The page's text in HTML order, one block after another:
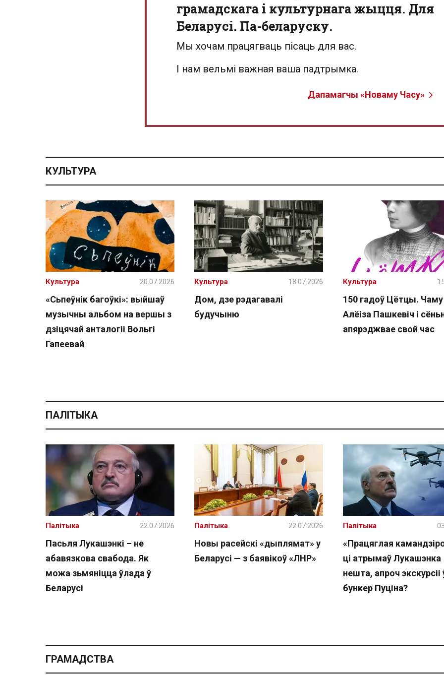
грамадскага і культурнага жыцця. Для
Беларусі. Па-беларуску.
Мы хочам працягваць пісаць для вас.
І нам вельмі важная ваша падтрымка.
Дапамагчы «Новаму Часу»
КУЛЬТУРА
«Сьпеўнік багоўкі»: выйшаў
музычны альбом на вершы з
дзіцячай анталогіі Вольгі
Гапеевай
Культура 20.07.2026
Дом, дзе рэдагавалі
будучыню
Культура 18.07.2026
150 гадоў Цётцы. Чаму
Алёіза Пашкевіч і
апярэджвае свой час
Культура
ПАЛІТЫКА
Пасьля Лукашэнкі – не
абавязкова свабода. Як
можа зьмяніцца ўлада ў
Беларусі
Палітыка 22.07.2026
Новы расейскі «дыплямат» у
Беларусі — з баявікоў «ЛНР»
Палітыка 22.07.2026
«Працяглая
ці атрымаў Лукашэнка
нешта, апроч экскурсіі
бункер Пуціна?
Палітыка
ГРАМАДСТВА